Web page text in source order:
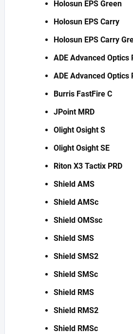
Holosun EPS Green
Holosun EPS Carry
Holosun EPS Carry
ADE Advanced Optics
ADE Advanced Optics
Burris FastFire C
JPoint MRD
Olight Osight S
Olight Osight SE
Riton X3 Tactix PRD
Shield AMS
Shield AMSc
Shield OMSsc
Shield SMS
Shield SMS2
Shield SMSc
Shield RMS
Shield RMS2
Shield RMSc